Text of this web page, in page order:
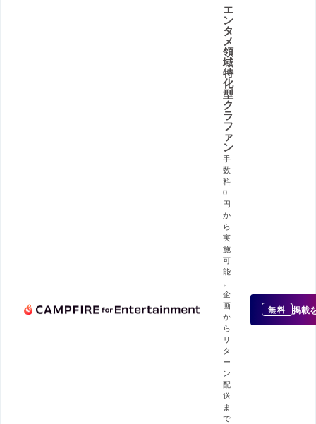
エ
ン
タ
メ
領
域
特
化
型
ク
ラ
フ
ァ
ン
手
数
料
0
円
か
ら
実
施
可
能
企
画
か
ら
リ
タ
ー
ン
配
送
ま
で
無料 掲載